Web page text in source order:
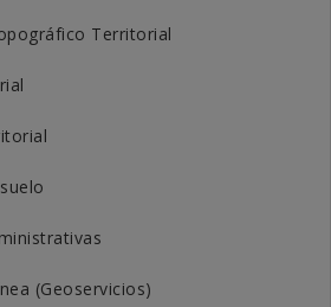
Territorial
(Geoservicios)